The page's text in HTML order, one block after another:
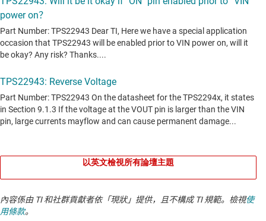
以英文檢視所有論壇主題
內容係由 TI 和社群貢獻者依「現狀」提供，且不構成 TI 規範。檢視使
用條款。